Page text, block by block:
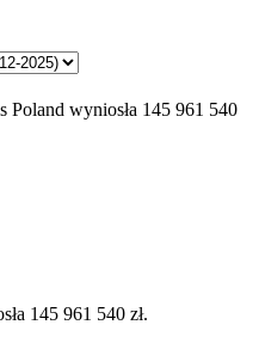
wyniosła 145 961 540
145 961 540 zł.